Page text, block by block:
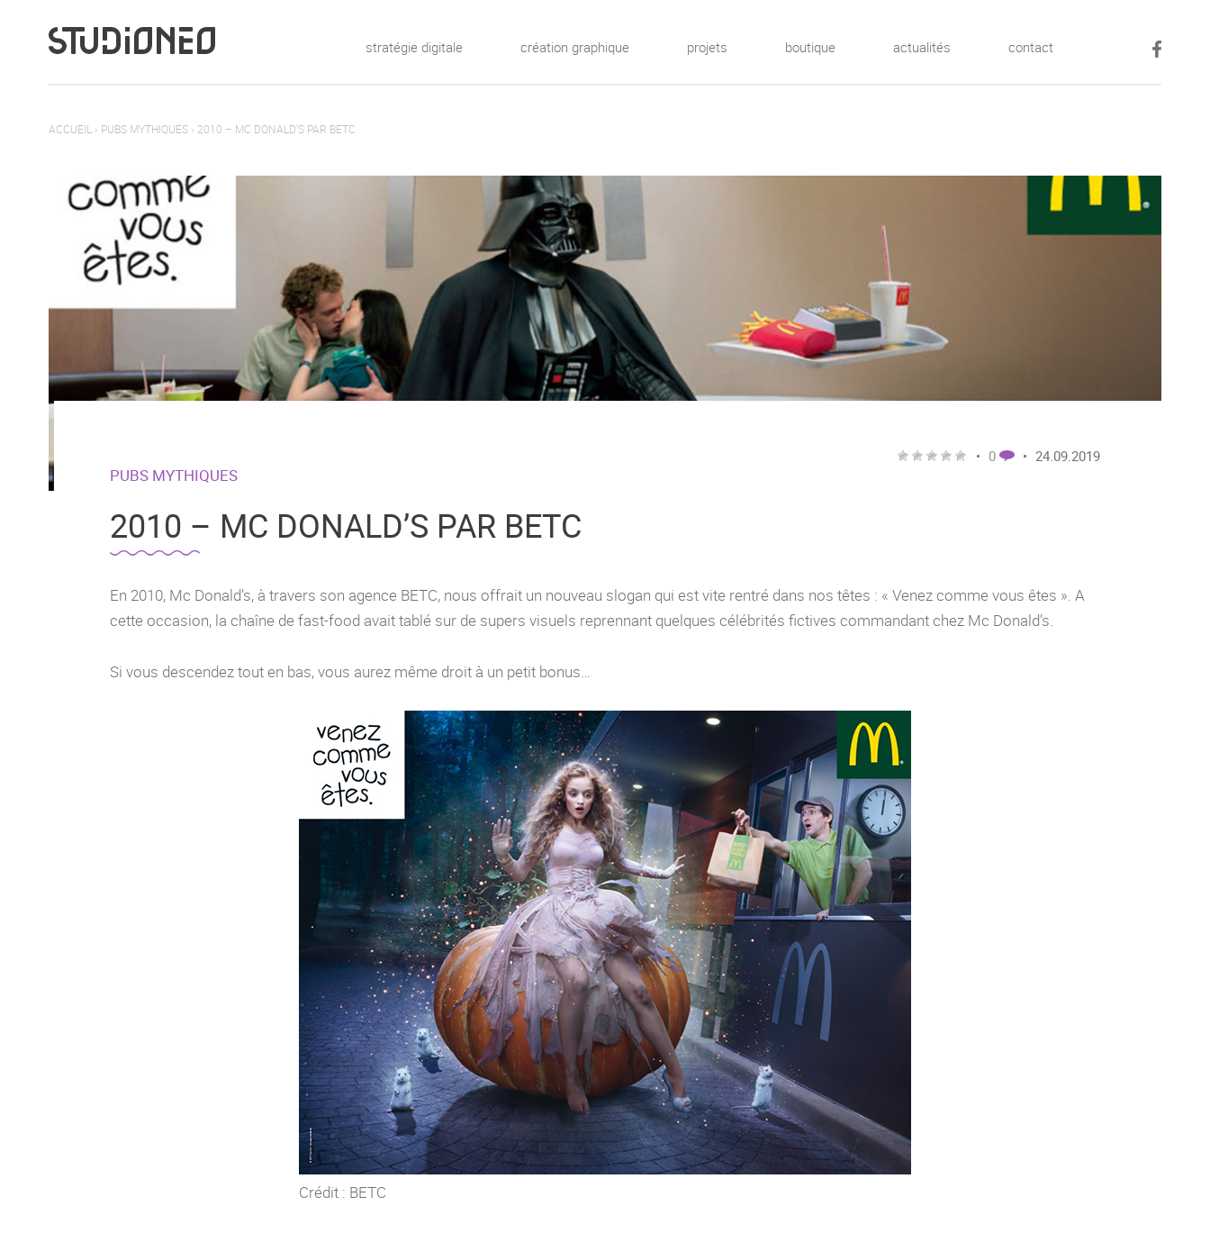
stratégie digitale création graphique projets boutique actualités contact
ACCUEIL › PUBS MYTHIQUES› 2010 – MC DONALD’S PAR BETC
• 0 • 24.09.2019
PUBS MYTHIQUES
2010 – MC DONALD’S PAR BETC
En 2010, Mc Donald’s, à travers son agence BETC, nous offrait un nouveau slogan qui est vite rentré dans nos têtes : « Venez comme vous êtes ». A
cette occasion, la chaîne de fast-food avait tablé sur de supers visuels reprennant quelques célébrités fictives commandant chez Mc Donald’s.
Si vous descendez tout en bas, vous aurez même droit à un petit bonus…
Crédit : BETC